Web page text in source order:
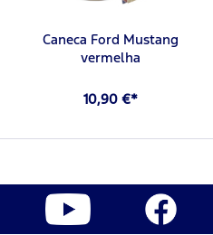
Caneca Ford Mustang
vermelha
10,90 €*